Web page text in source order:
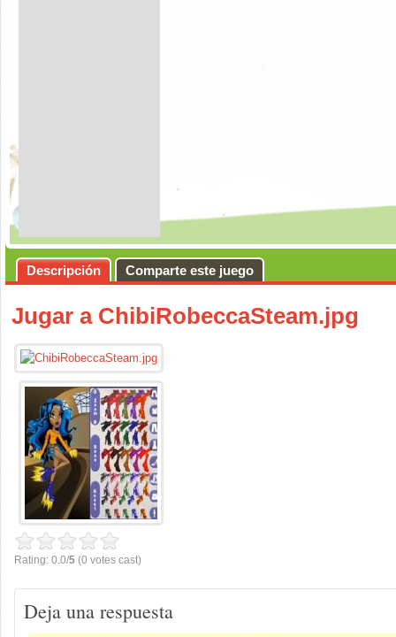
Descripción Comparte este juego
Jugar a ChibiRobeccaSteam.jpg
Rating: 0.0/5 (0 votes cast)
Deja una respuesta